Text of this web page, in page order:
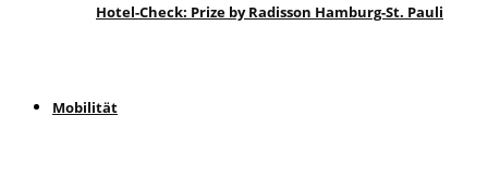
Hotel-Check: Prize by Radisson Hamburg-St. Pauli
Mobilität